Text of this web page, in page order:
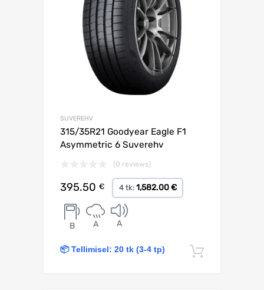
SUVEREHV
315/35R21 Goodyear Eagle F1
Asymmetric 6 Suverehv
(0 reviews)
395.50 € 4 tk: 1,582.00 €
B A A
📦 Tellimisel: 20 tk (3-4 tp)